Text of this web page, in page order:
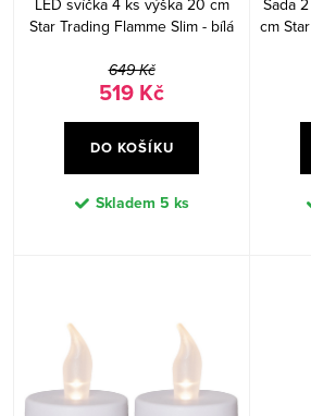
LED svíčka 4 ks výška 20 cm
Star Trading Flamme Slim - bílá
649 Kč
519 Kč
DO KOŠÍKU
Skladem 5 ks
Sada
cm